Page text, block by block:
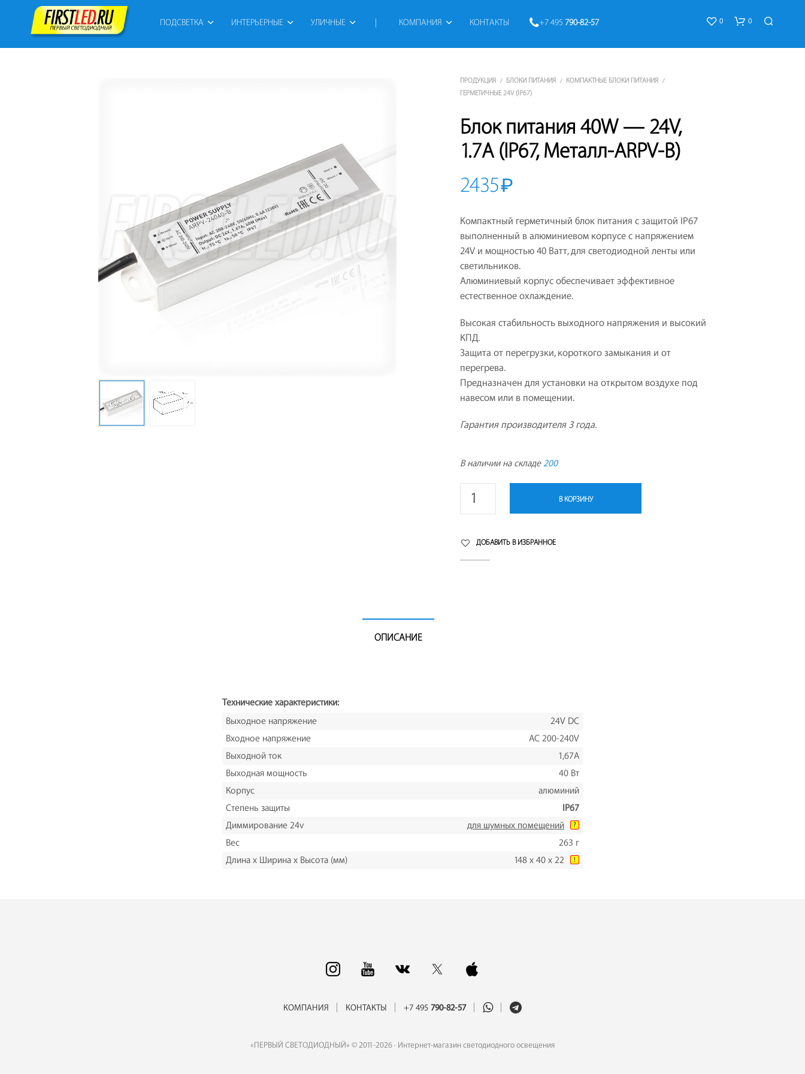
ПОДСВЕТКА ИНТЕРЬЕРНЫЕ УЛИЧНЫЕ КОМПАНИЯ КОНТАКТЫ +7 495 790-82-57 0 0
ПРОДУКЦИЯ / БЛОКИ ПИТАНИЯ / КОМПАКТНЫЕ БЛОКИ ПИТАНИЯ /
ГЕРМЕТИЧНЫЕ 24V (IP67)
Блок питания 40W — 24V,
1.7A (IP67, Металл-ARPV-B)
2435₽
Компактный герметичный блок питания с защитой IP67
выполненный в алюминиевом корпусе с напряжением
24V и мощностью 40 Ватт, для светодиодной ленты или
светильников.
Алюминиевый корпус обеспечивает эффективное
естественное охлаждение.
Высокая стабильность выходного напряжения и высокий
КПД.
Защита от перегрузки, короткого замыкания и от
перегрева.
Предназначен для установки на открытом воздухе под
навесом или в помещении.
Гарантия производителя 3 года.
В наличии на складе200
В КОРЗИНУ
ДОБАВИТЬ В ИЗБРАННОЕ
ОПИСАНИЕ
Технические характеристики:
Выходное напряжение
24V DC
Входное напряжение
AC 200-240V
Выходной ток
1,67A
Выходная мощность
40 Вт
Корпус
алюминий
Степень защиты
IP67
Диммирование 24v
для шумных помещений ?
Вес
263 г
Длина х Ширина х Высота (мм)
148 х 40 х 22 !
КОМПАНИЯ КОНТАКТЫ +7 495 790-82-57
«ПЕРВЫЙ СВЕТОДИОДНЫЙ» © 2011-2026 · Интернет-магазин светодиодного освещения